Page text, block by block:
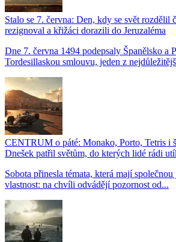
Stalo se 7. června: Den, kdy se svět rozdělil
rezignoval a křižáci dorazili do Jeruzaléma
Dne 7. června 1494 podepsaly Španělsko a
Tordesillaskou smlouvu, jeden z
CENTRUM o páté: Monako, Porto, Tetris i
Dnešek patřil světům, do kterých lidé rádi
Sobota přinesla témata, která mají
vlastnost: na chvíli odvádějí pozornost od...